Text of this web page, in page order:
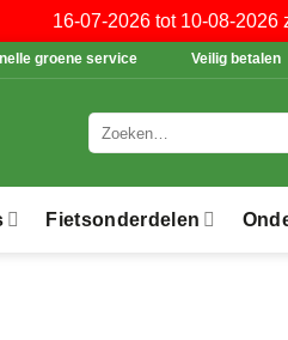
16-07-2026 tot 10-08-
groene service Veilig betalen
Zoeken
naar:
Fietsonderdelen